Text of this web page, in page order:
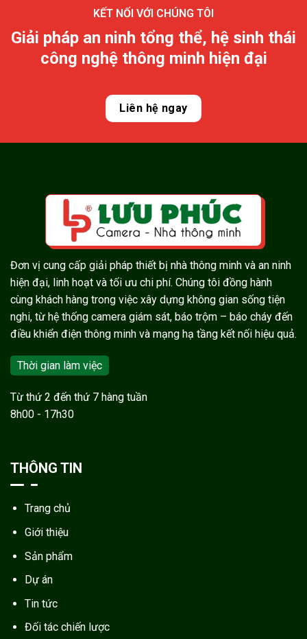
KẾT NỐI VỚI CHÚNG TÔI
Giải pháp an ninh tổng thể, hệ sinh thái
công nghệ thông minh hiện đại
Liên hệ ngay
Đơn vị cung cấp giải pháp thiết bị nhà thông minh và an ninh
hiện đại, linh hoạt và tối ưu chi phí. Chúng tôi đồng hành
cùng khách hàng trong việc xây dựng không gian sống tiện
nghi, từ hệ thống camera giám sát, báo trộm – báo cháy đến
điều khiển điện thông minh và mạng hạ tầng kết nối hiệu quả.
Thời gian làm việc
Từ thứ 2 đến thứ 7 hàng tuần
8h00 - 17h30
THÔNG TIN
Trang chủ
Giới thiệu
Sản phẩm
Dự án
Tin tức
Đối tác chiến lược